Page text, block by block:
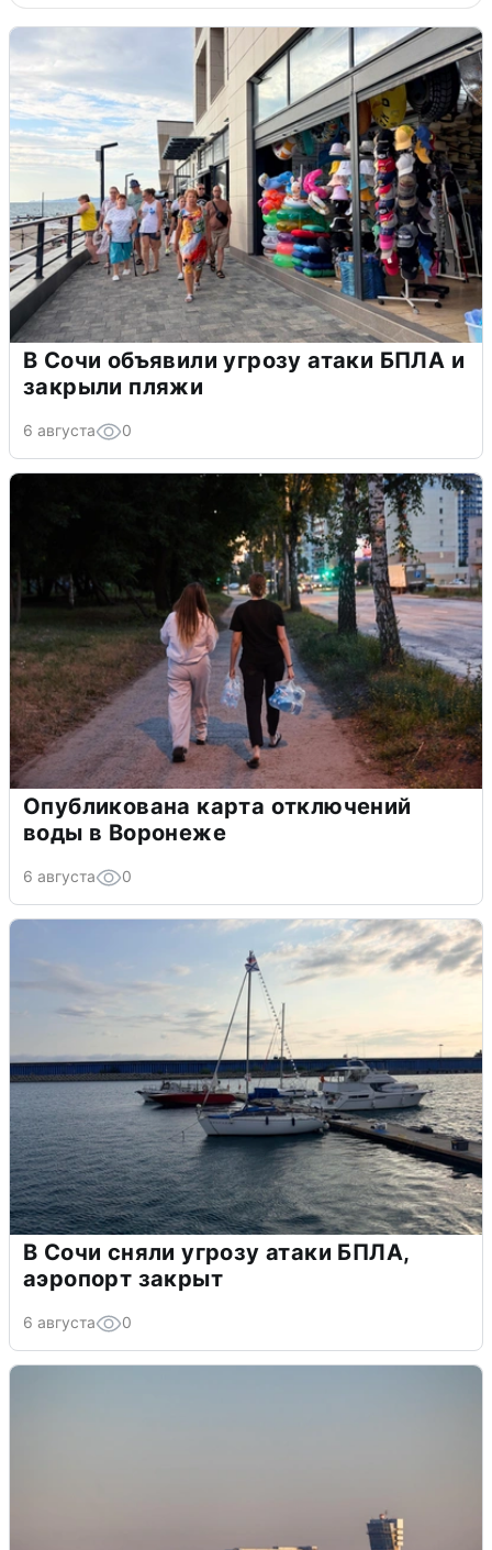
В Сочи объявили угрозу атаки БПЛА и
закрыли пляжи
6 августа 0
Опубликована карта отключений
воды в Воронеже
6 августа 0
В Сочи сняли угрозу атаки БПЛА,
аэропорт закрыт
6 августа 0